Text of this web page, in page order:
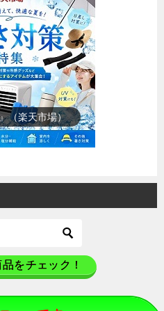
れ筋ランキング
をチェック！